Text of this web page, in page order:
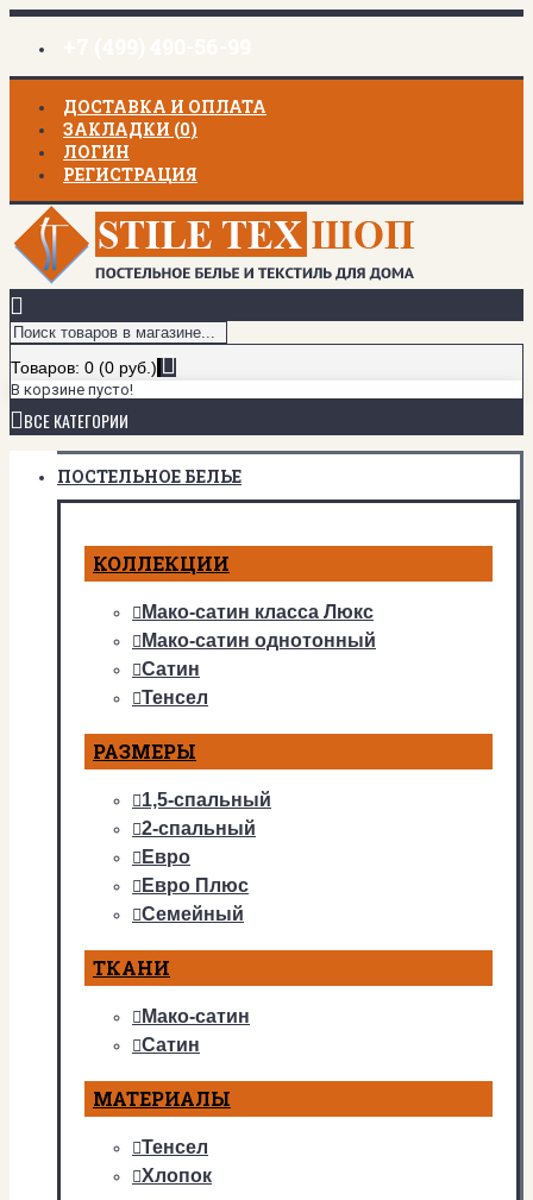
ДОСТАВКА И ОПЛАТА
ЗАКЛАДКИ (0)
ЛОГИН
РЕГИСТРАЦИЯ
Товаров: 0 (0 руб.)
В корзине пусто!
ВСЕ КАТЕГОРИИ
ПОСТЕЛЬНОЕ БЕЛЬЕ
КОЛЛЕКЦИИ
Мако-сатин класса Люкс
Мако-сатин однотонный
Сатин
Тенсел
РАЗМЕРЫ
1,5-спальный
2-спальный
Евро
Евро Плюс
Семейный
ТКАНИ
Мако-сатин
Сатин
МАТЕРИАЛЫ
Тенсел
Хлопок